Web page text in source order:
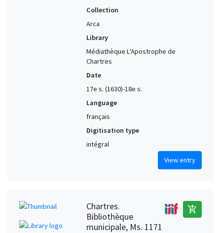
Collection
Arca
Library
Médiathèque L'Apostrophe de
Chartres
Date
17e s. (1630)-18e s.
Language
français
Digitisation type
intégral
View entry
Chartres.
Bibliothèque
municipale, Ms. 1171
add_shopping_cart